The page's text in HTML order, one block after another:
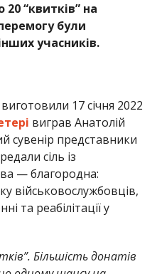
“квитків” на
були
учасників.
17 січня 2022
виграв Анатолій
сувенір представники
сіль із
— благородна:
військовослужбовців,
та реабілітації у
Більшість донатів